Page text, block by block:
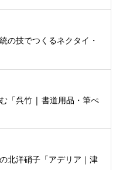
の技でつくるネクタイ・
「呉竹 | 書道用品・筆ぺ
北洋硝子「アデリア｜津